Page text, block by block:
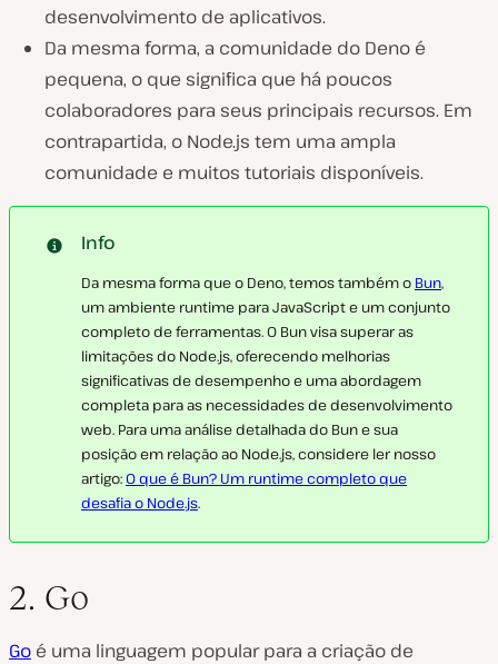
desenvolvimento de aplicativos.
Da mesma forma, a comunidade do Deno é
pequena, o que significa que há poucos
colaboradores para seus principais recursos. Em
contrapartida, o Node.js tem uma ampla
comunidade e muitos tutoriais disponíveis.
Info
Da mesma forma que o Deno, temos também o Bun,
um ambiente runtime para JavaScript e um conjunto
completo de ferramentas. O Bun visa superar as
limitações do Node.js, oferecendo melhorias
significativas de desempenho e uma abordagem
completa para as necessidades de desenvolvimento
web. Para uma análise detalhada do Bun e sua
posição em relação ao Node.js, considere ler nosso
artigo:O que é Bun? Um runtime completo que
desafia o Node.js.
2. Go
Go é uma linguagem popular para a criação de